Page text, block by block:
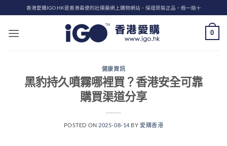
to
content
香港愛購IGO.HK是香港最便的壯陽藥網上購物網站、保證原裝正品，假一賠十
0
健康資訊
黑豹持久噴霧哪裡買？香港安全可靠
購買渠道分享
POSTED ON 2025-08-14 BY愛購香港